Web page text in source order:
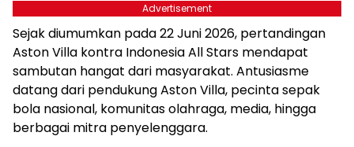
Advertisement
Sejak diumumkan pada 22 Juni 2026, pertandingan
Aston Villa kontra Indonesia All Stars mendapat
sambutan hangat dari masyarakat. Antusiasme
datang dari pendukung Aston Villa, pecinta sepak
bola nasional, komunitas olahraga, media, hingga
berbagai mitra penyelenggara.